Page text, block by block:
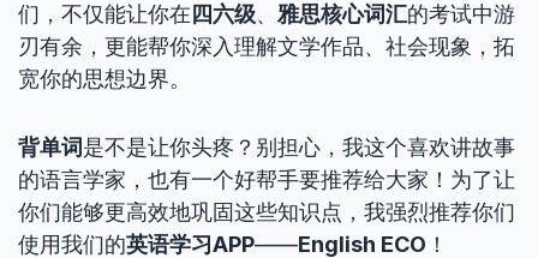
们，不仅能让你在 四六级、 雅思核心词汇的考试中游
刃有余，更能帮你深入理解文学作品、社会现象，拓
宽你的思想边界。
背单词是不是让你头疼？别担心，我这个喜欢讲故事
的语言学家，也有一个好帮手要推荐给大家！为了让
你们能够更高效地巩固这些知识点，我强烈推荐你们
使用我们的英语学习APP——English ECO ！